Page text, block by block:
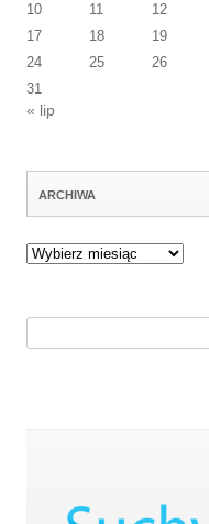
10
11 12
17
18 19
24
25 26
31
« lip
ARCHIWA
Archiwa